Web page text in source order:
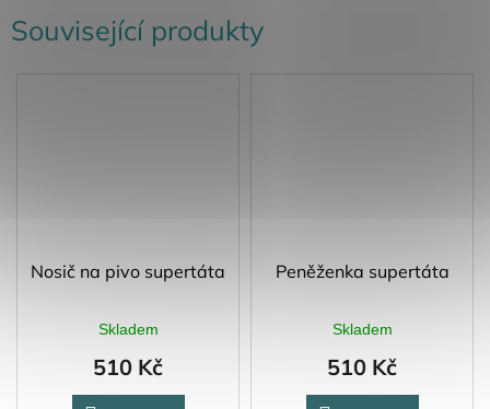
Související produkty
Nosič na pivo supertáta
Skladem
510 Kč
Peněženka supertáta
Skladem
510 Kč